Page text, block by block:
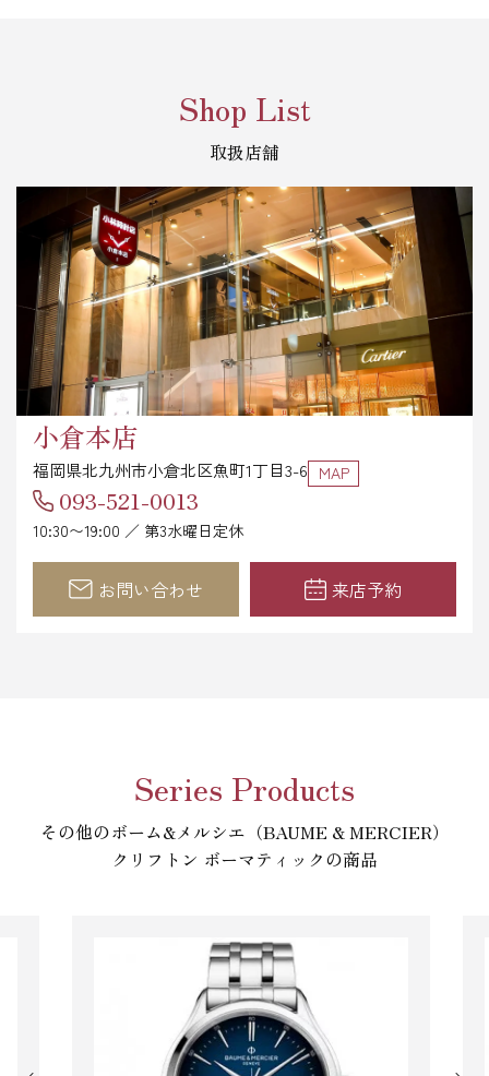
Shop List
取扱店舗
小倉本店
福岡県北九州市小倉北区魚町1丁目3-6 MAP
093-521-0013
10:30〜19:00 ／ 第3水曜日定休
お問い合わせ 来店予約
Series Products
その他のボーム&メルシエ（BAUME & MERCIER）
クリフトン ボーマティックの商品